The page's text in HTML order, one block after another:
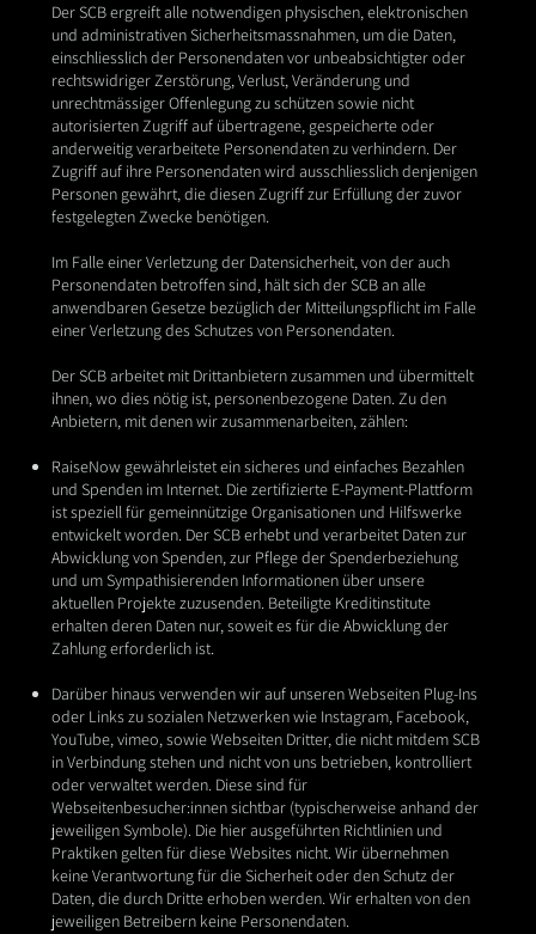
Der SCB ergreift alle notwendigen physischen, elektronischen
und administrativen Sicherheitsmassnahmen, um die Daten,
einschliesslich der Personendaten vor unbeabsichtigter oder
rechtswidriger Zerstörung, Verlust, Veränderung und
unrechtmässiger Offenlegung zu schützen sowie nicht
autorisierten Zugriff auf übertragene, gespeicherte oder
anderweitig verarbeitete Personendaten zu verhindern. Der
Zugriff auf ihre Personendaten wird ausschliesslich denjenigen
Personen gewährt, die diesen Zugriff zur Erfüllung der zuvor
festgelegten Zwecke benötigen.
Im Falle einer Verletzung der Datensicherheit, von der auch
Personendaten betroffen sind, hält sich der SCB an alle
anwendbaren Gesetze bezüglich der Mitteilungspflicht im Falle
einer Verletzung des Schutzes von Personendaten.
Der SCB arbeitet mit Drittanbietern zusammen und übermittelt
ihnen, wo dies nötig ist, personenbezogene Daten. Zu den
Anbietern, mit denen wir zusammenarbeiten, zählen:
RaiseNow gewährleistet ein sicheres und einfaches Bezahlen
und Spenden im Internet. Diezertifizierte E-Payment-Plattform
ist speziell für gemeinnützige Organisationen und Hilfswerke
entwickelt worden. Der SCB erhebt und verarbeitet Daten zur
Abwicklung von Spenden, zur Pflege der Spenderbeziehung
und um Sympathisierenden Informationen über unsere
aktuellen Projekte zuzusenden. Beteiligte Kreditinstitute
erhalten deren Daten nur, soweit esfür die Abwicklung der
Zahlung erforderlich ist.
Darüber hinaus verwenden wir auf unseren Webseiten Plug-Ins
oder Links zu sozialenNetzwerken wie Instagram, Facebook,
YouTube, vimeo, sowie Webseiten Dritter, die nicht mitdem SCB
in Verbindung stehen und nicht von uns betrieben, kontrolliert
oder verwaltetwerden. Diese sind für
Webseitenbesucher:innen sichtbar (typischerweise anhand der
jeweiligen Symbole). Die hier ausgeführten Richtlinien und
Praktiken gelten für dieseWebsites nicht. Wir übernehmen
keine Verantwortung für die Sicherheit oder den Schutz der
Daten, die durch Dritte erhoben werden. Wir erhalten von den
jeweiligen Betreibern keine Personendaten.